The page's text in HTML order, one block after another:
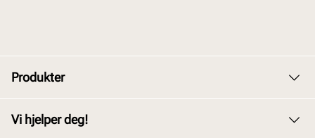
Produkter
Vi hjelper deg!